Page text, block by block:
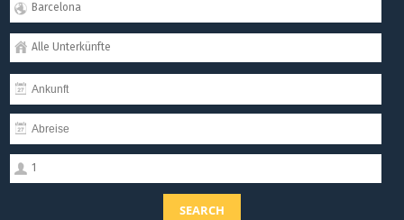
Barcelona
Alle Unterkünfte
1
SEARCH